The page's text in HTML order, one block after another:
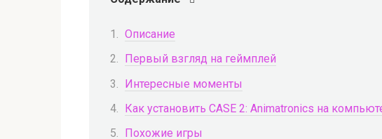
Описание
Первый взгляд на геймплей
Интересные моменты
Как установить CASE 2: Animatronics на
Похожие игры